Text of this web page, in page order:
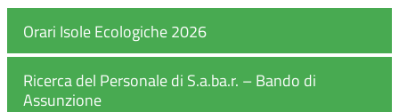
Orari Isole Ecologiche 2026
Ricerca del Personale di S.a.ba.r. – Bando di
Assunzione